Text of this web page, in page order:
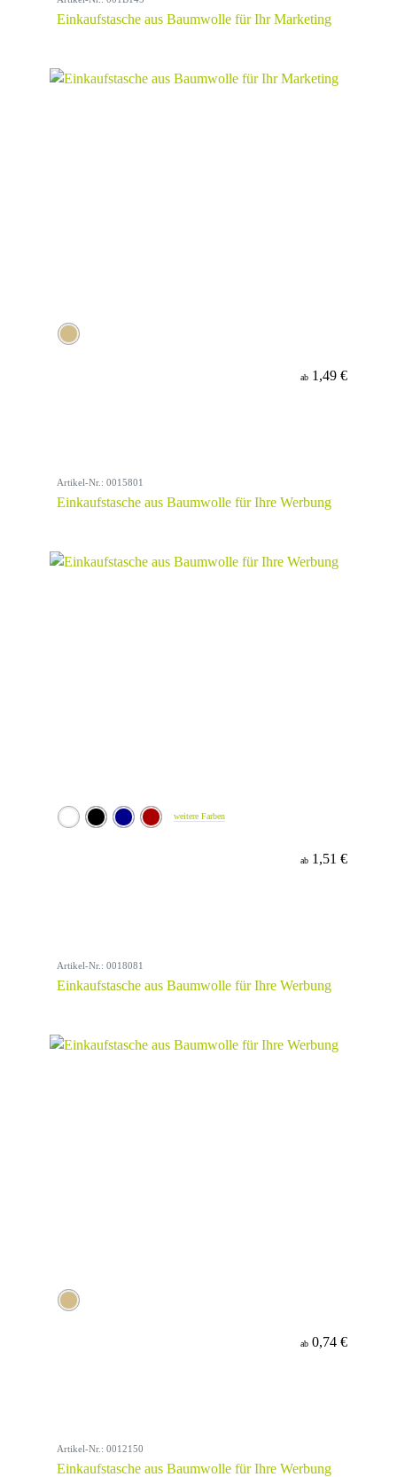
Einkaufstasche aus Baumwolle für Ihr Marketing
ab 1,49 €
Artikel-Nr.: 0015801
Einkaufstasche aus Baumwolle für Ihre Werbung
weitere Farben
ab 1,51 €
Artikel-Nr.: 0018081
Einkaufstasche aus Baumwolle für Ihre Werbung
ab 0,74 €
Artikel-Nr.: 0012150
Einkaufstasche aus Baumwolle für Ihre Werbung